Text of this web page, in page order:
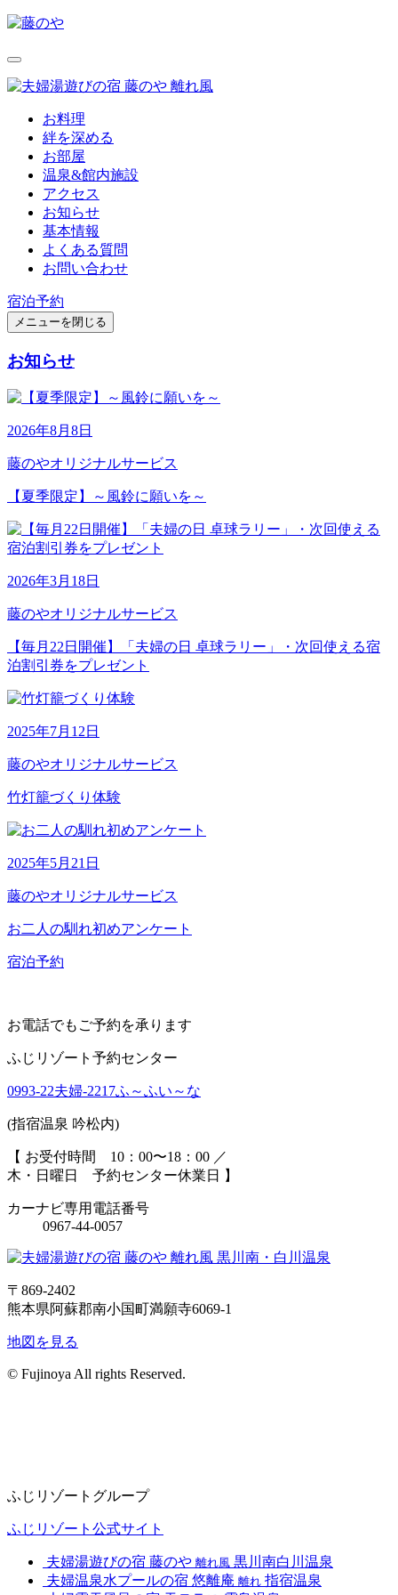
お料理
絆を深める
お部屋
温泉&館内施設
アクセス
お知らせ
基本情報
よくある質問
お問い合わせ
宿泊予約
メニューを閉じる
お知らせ
2026年8月8日
藤のやオリジナルサービス
【夏季限定】～風鈴に願いを～
2026年3月18日
藤のやオリジナルサービス
【毎月22日開催】「夫婦の日 卓球ラリー」・次回使える宿
泊割引券をプレゼント
2025年7月12日
藤のやオリジナルサービス
竹灯籠づくり体験
2025年5月21日
藤のやオリジナルサービス
お二人の馴れ初めアンケート
宿泊予約
お電話でもご予約を承ります
ふじリゾート予約センター
0993-22夫婦-2217ふ～ふい～な
(指宿温泉 吟松内)
【 お受付時間 10：00〜18：00 ／
木・日曜日 予約センター休業日 】
カーナビ専用電話番号
0967-44-0057
〒869-2402
熊本県阿蘇郡南小国町満願寺6069-1
地図を見る
© Fujinoya All rights Reserved.
ふじリゾートグループ
ふじリゾート公式サイト
夫婦湯遊びの宿 藤のや 離れ風 黒川南白川温泉
夫婦温泉水プールの宿 悠離庵 離れ 指宿温泉